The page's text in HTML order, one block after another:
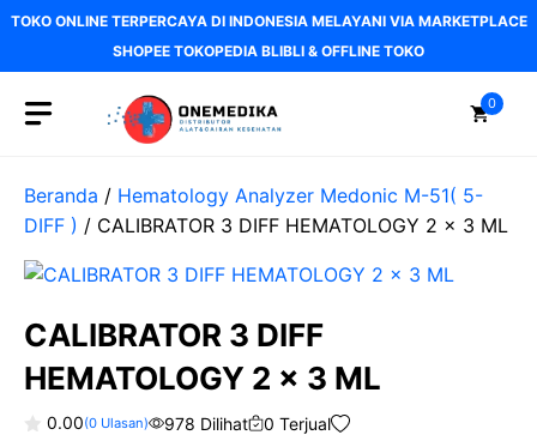
Langsung
isi
TOKO ONLINE TERPERCAYA DI INDONESIA MELAYANI VIA MARKETPLACE
SHOPEE TOKOPEDIA BLIBLI & OFFLINE TOKO
0
Beranda / Hematology Analyzer Medonic M-51( 5-
DIFF ) / CALIBRATOR 3 DIFF HEMATOLOGY 2 x 3 ML
CALIBRATOR 3 DIFF
HEMATOLOGY 2 x 3 ML
0.00(0Ulasan) 978 Dilihat 0 Terjual